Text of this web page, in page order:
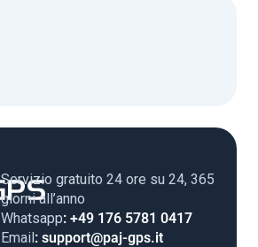
Servizio gratuito 24 ore su 24, 365
giorni all’anno
Whatsapp: +49 176 5781 0417
Email: support@paj-gps.it